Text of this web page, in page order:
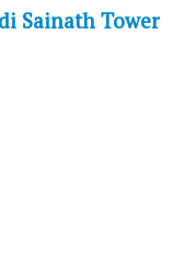
Sainath Tower